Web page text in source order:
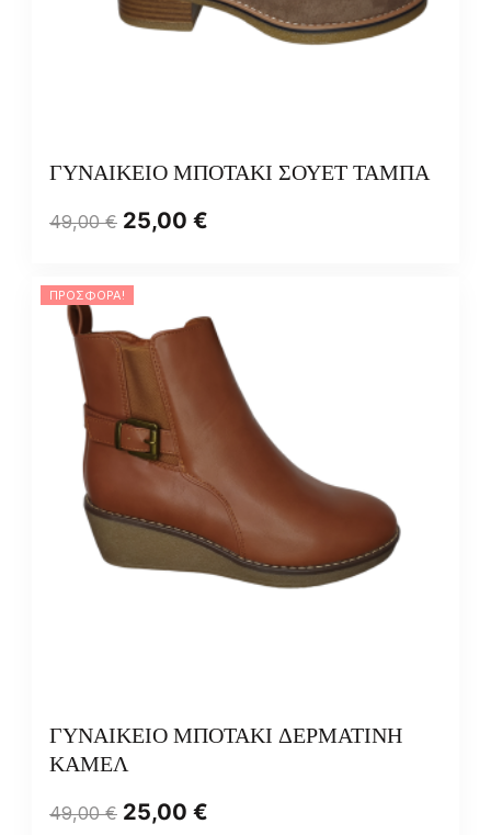
ΓΥΝΑΙΚΕΙΟ ΜΠΟΤΑΚΙ ΣΟΥΕΤ ΤΑΜΠΑ
49,00€ 25,00 €
ΠΡΟΣΦΟΡΆ!
ΓΥΝΑΙΚΕΙΟ ΜΠΟΤΑΚΙ ΔΕΡΜΑΤΙΝΗ
ΚΑΜΕΛ
49,00€ 25,00 €